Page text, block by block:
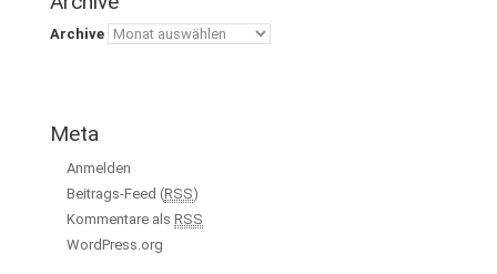
Archive
Meta
Anmelden
Beitrags-Feed (RSS)
Kommentare als RSS
WordPress.org